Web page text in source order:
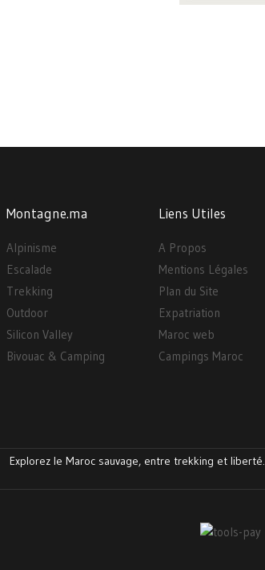
Montagne.ma
Alpinisme
Escalade
Trekking
Outdoor
Silicon Valley
Bivouac & Camping
Liens Utiles
A Propos
Mentions Légales
Plan du Site
Expatriation
Maroc web
Campings Maroc
Explorez le Maroc sauvage, entre trekking et liberté.